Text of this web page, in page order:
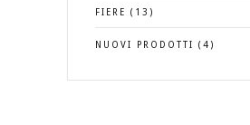
FIERE (13)
NUOVI PRODOTTI (4)